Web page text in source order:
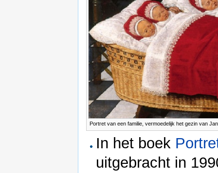
Portret van een familie, vermoedelijk het gezin van
In het boek
uitgebracht in